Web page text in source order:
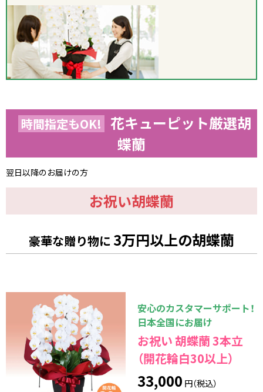
時間指定もOK! 花キューピット厳選胡
蝶蘭
翌日以降のお届けの方
お祝い胡蝶蘭
豪華な贈り物に 3万円以上の胡蝶蘭
安心のカスタマーサポート！
日本全国にお届け
お祝い 胡蝶蘭 3本立
（開花輪白30以上）
33,000 円（税込）